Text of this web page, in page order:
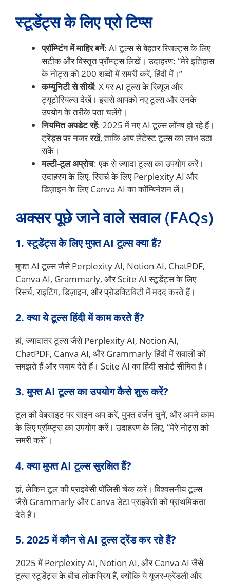
स्टूडेंट्स के लिए प्रो टिप्स
प्रॉम्प्टिंग में माहिर बनें: AI टूल्स से बेहतर रिजल्ट्स के लिए
सटीक और विस्तृत प्रॉम्प्ट्स लिखें। उदाहरण: “मेरे इतिहास
के नोट्स को 200 शब्दों में समरी करें, हिंदी में।”
कम्युनिटी से सीखें: X पर AI टूल्स के रिव्यूज़ और
ट्यूटोरियल्स देखें। इससे आपको नए टूल्स और उनके
उपयोग के तरीके पता चलेंगे।
नियमित अपडेट रहें: 2025 में नए AI टूल्स लॉन्च हो रहे हैं।
ट्रेंड्स पर नजर रखें, ताकि आप लेटेस्ट टूल्स का लाभ उठा
सकें।
मल्टी-टूल अप्रोच: एक से ज्यादा टूल्स का उपयोग करें।
उदाहरण के लिए, रिसर्च के लिए Perplexity AI और
डिज़ाइन के लिए Canva AI का कॉम्बिनेशन लें।
अक्सर पूछे जाने वाले सवाल (FAQs)
1. स्टूडेंट्स के लिए मुफ्त AI टूल्स क्या हैं?
मुफ्त AI टूल्स जैसे Perplexity AI, Notion AI, ChatPDF,
Canva AI, Grammarly, और Scite AI स्टूडेंट्स के लिए
रिसर्च, राइटिंग, डिज़ाइन, और प्रोडक्टिविटी में मदद करते हैं।
2. क्या ये टूल्स हिंदी में काम करते हैं?
हां, ज्यादातर टूल्स जैसे Perplexity AI, Notion AI,
ChatPDF, Canva AI, और Grammarly हिंदी में सवालों को
समझते हैं और जवाब देते हैं। Scite AI का हिंदी सपोर्ट सीमित है।
3. मुफ्त AI टूल्स का उपयोग कैसे शुरू करें?
टूल की वेबसाइट पर साइन अप करें, मुफ्त वर्जन चुनें, और अपने काम
के लिए प्रॉम्प्ट्स का उपयोग करें। उदाहरण के लिए, “मेरे नोट्स को
समरी करें”।
4. क्या मुफ्त AI टूल्स सुरक्षित हैं?
हां, लेकिन टूल की प्राइवेसी पॉलिसी चेक करें। विश्वसनीय टूल्स
जैसे Grammarly और Canva डेटा प्राइवेसी को प्राथमिकता
देते हैं।
5. 2025 में कौन से AI टूल्स ट्रेंड कर रहे हैं?
2025 में Perplexity AI, Notion AI, और Canva AI जैसे
टूल्स स्टूडेंट्स के बीच लोकप्रिय हैं, क्योंकि ये यूजर-फ्रेंडली और